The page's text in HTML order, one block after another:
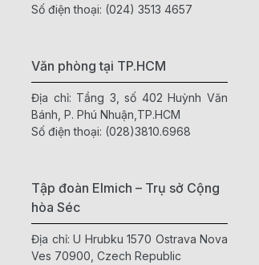
Số điện thoại: (024) 3513 4657
Văn phòng tại TP.HCM
Địa chỉ: Tầng 3, số 402 Huỳnh Văn
Bánh, P. Phú Nhuận,TP.HCM
Số điện thoại: (028)3810.6968
Tập đoàn Elmich – Trụ sở Cộng
hòa Séc
Địa chỉ: U Hrubku 1570 Ostrava Nova
Ves 70900, Czech Republic